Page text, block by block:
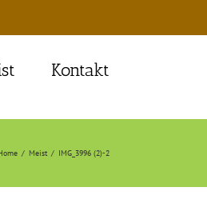
Kontakt
Meist IMG_3996 (2)-2